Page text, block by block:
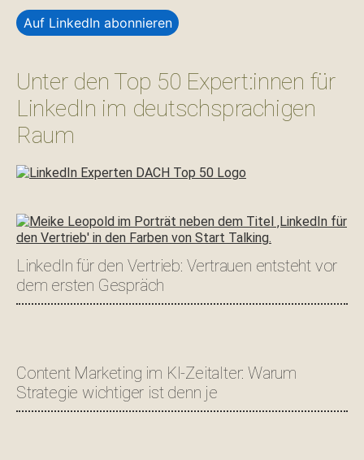
Auf LinkedIn abonnieren
Unter den Top 50 Expert:innen für
LinkedIn im deutschsprachigen
Raum
LinkedIn für den Vertrieb: Vertrauen entsteht vor
dem ersten Gespräch
Content Marketing im KI-Zeitalter: Warum
Strategie wichtiger ist denn je